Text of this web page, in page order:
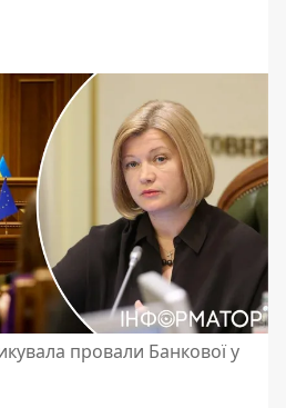
провали Банкової у